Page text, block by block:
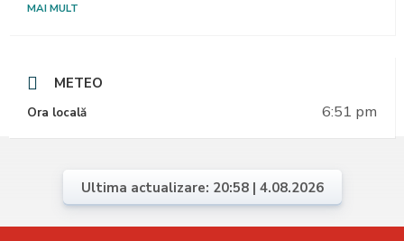
MAI MULT
METEO
Ora locală 6:51 pm
Ultima actualizare: 20:58 | 4.08.2026